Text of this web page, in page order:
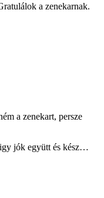
a zenekarnak.
a zenekart, persze
jók együtt és kész…